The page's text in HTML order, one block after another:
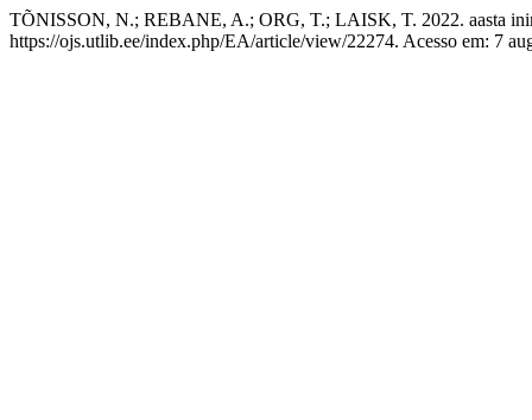
TÕNISSON, N.; REBANE, A.; ORG, T.; LAISK, T. 2022. aasta
https://ojs.utlib.ee/index.php/EA/article/view/22274. Acesso em: 7